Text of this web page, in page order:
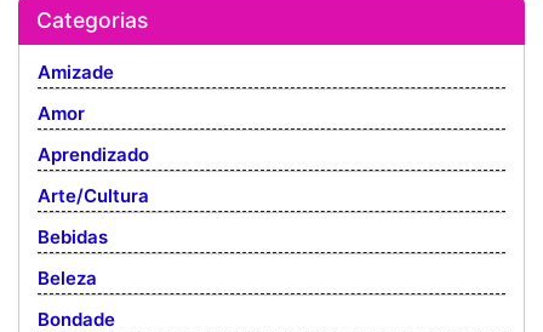
Categorias
Amizade
Amor
Aprendizado
Arte/Cultura
Bebidas
Beleza
Bondade